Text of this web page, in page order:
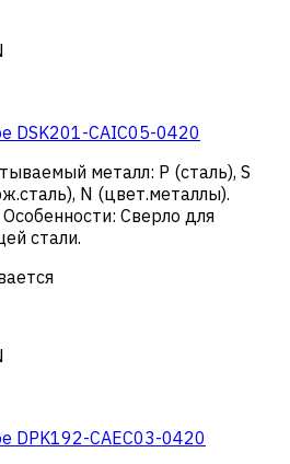
DSK201-CAIC05-0420
металл: Р (сталь), S
N (цвет.металлы).
Особенности: Сверло для
стали.
DPK192-CAEC03-0420